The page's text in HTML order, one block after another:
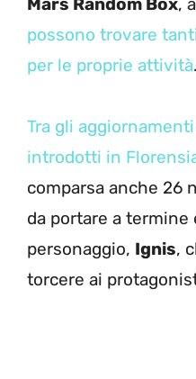
possono trovare
per le proprie attività.
Tra gli
introdotti in
comparsa anche 26
da portare a termine
personaggio, Ignis,
torcere ai